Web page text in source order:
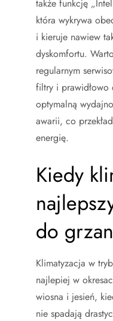
także funkcję
która wykrywa
i kieruje nawiew
dyskomfortu.
regularnym
filtry i prawidłowo
optymalną
awarii, co
energię.
Kiedy
do
Klimatyzacja w
najlepiej w
wiosna i jesień,
nie spadają